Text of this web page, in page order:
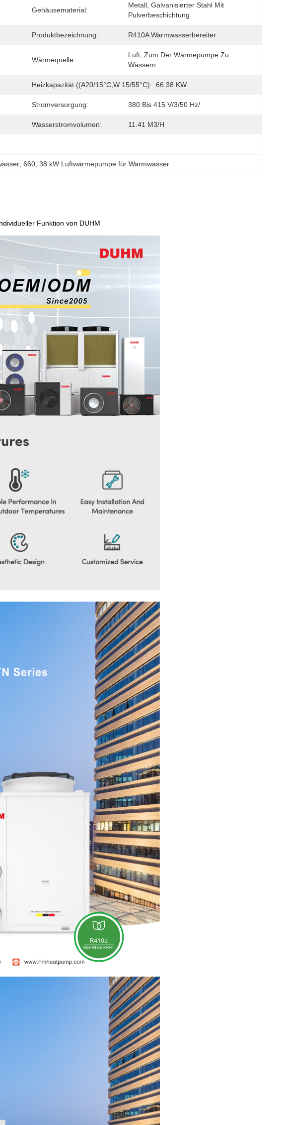
Gehäusematerial:
Metall, Galvanisierter Stahl Mit
Pulverbeschichtung
Produktbezeichnung: R410A Warmwasserbereiter
Wärmequelle:
Luft, Zum Der Wärmepumpe Zu
Wässern
Heizkapazität ((A20/15°C,W 15/55°C): 66.38 KW
Stromversorgung: 380 Bis 415 V/3/50 Hz/
Wasserstromvolumen: 11.41 M3/h
, 660 , 38 kW Luftwärmepumpe für Warmwasser
Funktion von DUHM